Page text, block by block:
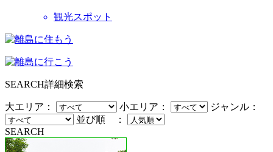
観光スポット
SEARCH詳細検索
大エリア： 小エリア：
ジャンル：
並び順 ：
SEARCH